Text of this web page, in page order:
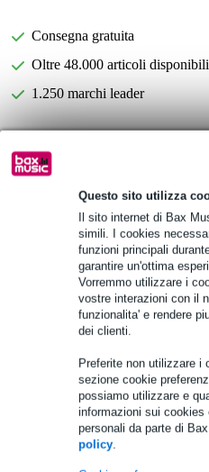
Questo sito utilizza
Il sito internet di Bax
simili. I cookies
funzioni principali
garantire un'ottima
Vorremmo utilizzare i
vostre interazioni con il
funzionalita' e rendere
dei clienti.
Preferite non utilizzare i
sezione cookie
possiamo utilizzare e
informazioni sui
personali da parte di
policy.
Consegna gratuita
Oltre 48.000 articoli disponibili
1.250 marchi leader
Informazioni sul prodotto
Tobago AE3
custodia per chitarra elettrica
fodera: pelle sintetica
Specifiche complete
Vedi anche (4)
Accessori (42)